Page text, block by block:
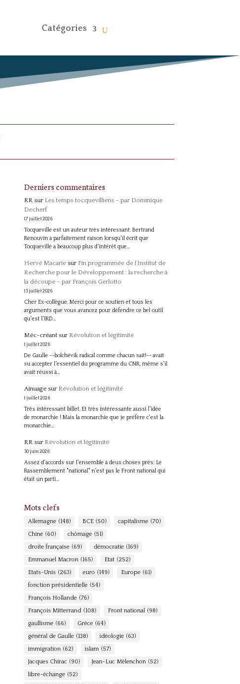
Catégories
Derniers commentaires
RR sur Les temps tocquevilliens – par Dominique
Decherf
17 juillet 2026
Tocqueville est un auteur très intéressant. Bertrand
Renouvin a parfaitement raison lorsqu'il écrit que
Tocqueville a beaucoup plus d'intérêt que…
Hervé Macariesur Fin programmée de l’Institut de
Recherche pour le Développement : la recherche à
la découpe – par François Gerlotto
13 juillet 2026
Cher Ex-collègue, Merci pour ce soutien et tous les
arguments que vous avancez pour défendre ce bel outil
qu'est l'IRD…
Méc-créantsur Révolution et légitimité
1 juillet 2026
De Gaulle --bolchévik radical comme chacun sait!-- avait
su accepter l'essentiel du programme du CNR, même s'il
avait réussi à…
Ainuagesur Révolution et légitimité
1 juillet 2026
Très intéressant billet. Et très intéressante aussi l'idée
de monarchie ! Mais la monarchie que je préfère c'est la
monarchie…
RR sur Révolution et légitimité
30 juin 2026
Assez d'accords sur l'ensemble à deux choses près: Le
Rassemblement "national" n'est pas le Front national qui
était un parti…
Mots clefs
Allemagne (148) BCE (50) capitalisme (70)
Chine (60) chômage (51)
droite française (69) démocratie (169)
Emmanuel Macron (165) Etat (252)
Etats-Unis (263) euro (149) Europe (61)
fonction présidentielle (54)
François Hollande (76)
François Mitterrand (108) Front national (98)
gaullisme (66) Grèce (64)
général de Gaulle (138) idéologie (63)
immigration (62) islam (57)
Jacques Chirac (90) Jean-Luc Mélenchon (52)
libre-échange (52)